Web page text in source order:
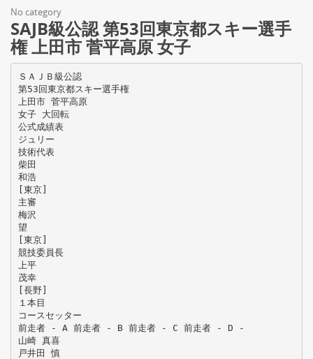
No category
SAJB級公認 第53回東京都スキー選手
権 上田市 菅平高原 女子
ＳＡＪＢ級公認
第53回東京都スキー選手権
上田市 菅平高原
女子 大回転
公式成績表
ジュリー
技術代表
柴田
和浩
[東京]
主審
梅沢
望
[東京]
競技委員長
上平
茂幸
[長野]
１本目
コースセッター
前走者 - A 前走者 - B 前走者 - C 前走者 - D -
山崎 真喜
戸井田 慎